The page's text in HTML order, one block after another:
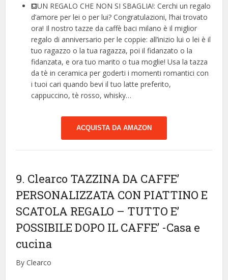
⛾UN REGALO CHE NON SI SBAGLIA!: Cerchi un regalo
d’amore per lei o per lui? Congratulazioni, l’hai trovato
ora! Il nostro tazze da caffè baci milano è il miglior
regalo di anniversario per le coppie: all’inizio lui o lei è il
tuo ragazzo o la tua ragazza, poi il fidanzato o la
fidanzata, e ora tuo marito o tua moglie! Usa la tazza
da tè in ceramica per goderti i momenti romantici con
i tuoi cari quando bevi il tuo latte preferito,
cappuccino, tè rosso, whisky…
ACQUISTA DA AMAZON
9. Clearco TAZZINA DA CAFFE’
PERSONALIZZATA CON PIATTINO E
SCATOLA REGALO – TUTTO E’
POSSIBILE DOPO IL CAFFE’ -Casa e
cucina
By Clearco